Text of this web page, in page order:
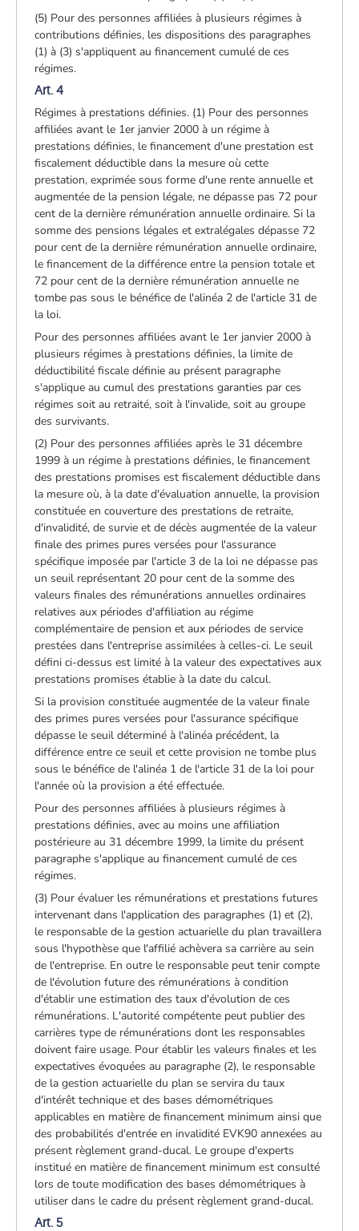
(5) Pour des personnes affiliées à plusieurs régimes à
contributions définies, les dispositions des paragraphes
(1) à (3) s'appliquent au financement cumulé de ces
régimes.
Art. 4
Régimes à prestations définies. (1) Pour des personnes
affiliées avant le 1er janvier 2000 à un régime à
prestations définies, le financement d'une prestation est
fiscalement déductible dans la mesure où cette
prestation, exprimée sous forme d'une rente annuelle et
augmentée de la pension légale, ne dépasse pas 72 pour
cent de la dernière rémunération annuelle ordinaire. Si la
somme des pensions légales et extralégales dépasse 72
pour cent de la dernière rémunération annuelle ordinaire,
le financement de la différence entre la pension totale et
72 pour cent de la dernière rémunération annuelle ne
tombe pas sous le bénéfice de l'alinéa 2 de l'article 31 de
la loi.
Pour des personnes affiliées avant le 1er janvier 2000 à
plusieurs régimes à prestations définies, la limite de
déductibilité fiscale définie au présent paragraphe
s'applique au cumul des prestations garanties par ces
régimes soit au retraité, soit à l'invalide, soit au groupe
des survivants.
(2) Pour des personnes affiliées après le 31 décembre
1999 à un régime à prestations définies, le financement
des prestations promises est fiscalement déductible dans
la mesure où, à la date d'évaluation annuelle, la provision
constituée en couverture des prestations de retraite,
d'invalidité, de survie et de décès augmentée de la valeur
finale des primes pures versées pour l'assurance
spécifique imposée par l'article 3 de la loi ne dépasse pas
un seuil représentant 20 pour cent de la somme des
valeurs finales des rémunérations annuelles ordinaires
relatives aux périodes d'affiliation au régime
complémentaire de pension et aux périodes de service
prestées dans l'entreprise assimilées à celles-ci. Le seuil
défini ci-dessus est limité à la valeur des expectatives aux
prestations promises établie à la date du calcul.
Si la provision constituée augmentée de la valeur finale
des primes pures versées pour l'assurance spécifique
dépasse le seuil déterminé à l'alinéa précédent, la
différence entre ce seuil et cette provision ne tombe plus
sous le bénéfice de l'alinéa 1 de l'article 31 de la loi pour
l'année où la provision a été effectuée.
Pour des personnes affiliées à plusieurs régimes à
prestations définies, avec au moins une affiliation
postérieure au 31 décembre 1999, la limite du présent
paragraphe s'applique au financement cumulé de ces
régimes.
(3) Pour évaluer les rémunérations et prestations futures
intervenant dans l'application des paragraphes (1) et (2),
le responsable de la gestion actuarielle du plan travaillera
sous l'hypothèse que l'affilié achèvera sa carrière au sein
de l'entreprise. En outre le responsable peut tenir compte
de l'évolution future des rémunérations à condition
d'établir une estimation des taux d'évolution de ces
rémunérations. L'autorité compétente peut publier des
carrières type de rémunérations dont les responsables
doivent faire usage. Pour établir les valeurs finales et les
expectatives évoquées au paragraphe (2), le responsable
de la gestion actuarielle du plan se servira du taux
d'intérêt technique et des bases démométriques
applicables en matière de financement minimum ainsi que
des probabilités d'entrée en invalidité EVK90 annexées au
présent règlement grand-ducal. Le groupe d'experts
institué en matière de financement minimum est consulté
lors de toute modification des bases démométriques à
utiliser dans le cadre du présent règlement grand-ducal.
Art. 5